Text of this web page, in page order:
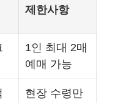
제한사항
1인 최대 2매
예매 가능
현장 수령만